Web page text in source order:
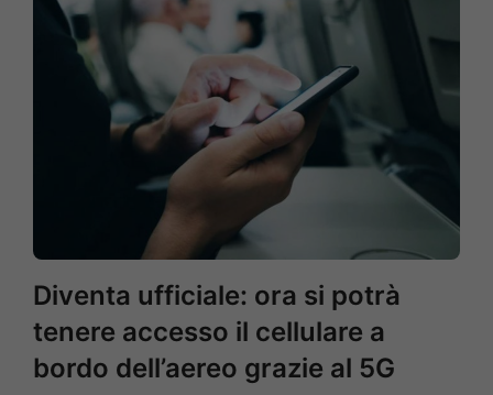
Diventa ufficiale: ora si potrà
tenere accesso il cellulare a
bordo dell’aereo grazie al 5G